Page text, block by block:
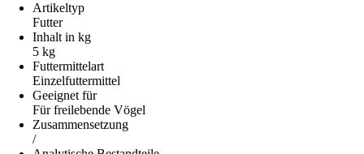
Artikeltyp
Futter
Inhalt in kg
5 kg
Futtermittelart
Einzelfuttermittel
Geeignet für
Für freilebende Vögel
Zusammensetzung
/